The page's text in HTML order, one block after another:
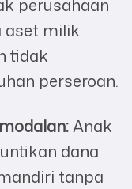
perusahaan
aset milik
tidak
perseroan.
Anak
dana
tanpa